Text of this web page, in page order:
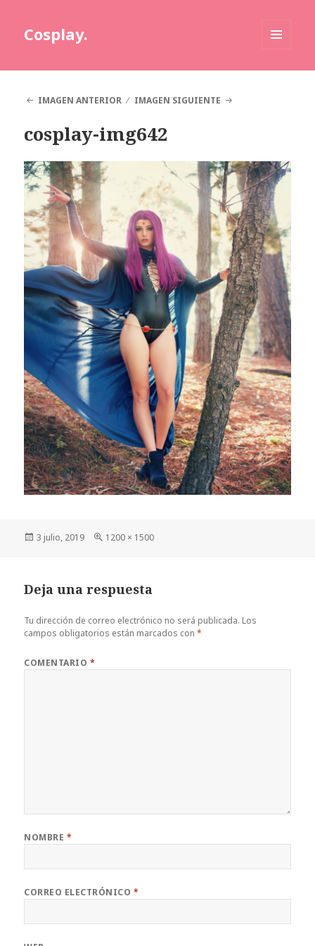
Cosplay.
IMAGEN ANTERIOR
IMAGEN SIGUIENTE
cosplay-img642
Publicado
3 julio, 2019
Tamaño
1200 × 1500
Deja una respuesta
Tu dirección de correo electrónico no será publicada. Los
campos obligatorios están marcados con*
COMENTARIO *
NOMBRE *
CORREO ELECTRÓNICO *